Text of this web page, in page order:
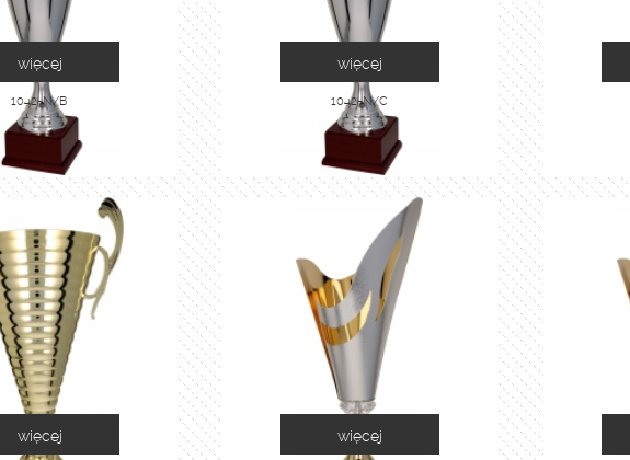
1042-N/B
więcej
1042-N/C
więcej
więcej więcej